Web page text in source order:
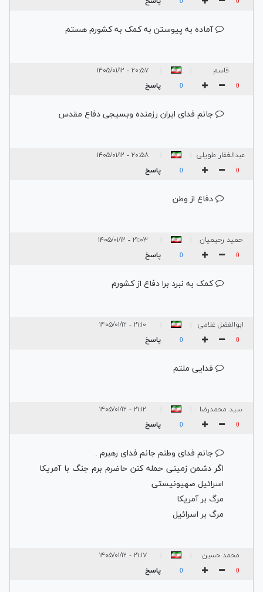
آماده به پیوستن به کمک به کشورم هستم
قاسم ۲۰:۵۷ - ۱۴۰۵/۰۱/۱۲
0
0 پاسخ
جانم فدای ایران رزمنده وبسیجی دفاع مقدس
عبدالغفار طویلی
زاده
۲۰:۵۸ - ۱۴۰۵/۰۱/۱۲
0
0 پاسخ
دفاع از وطن
حمید رحیمیان ۲۱:۰۳ - ۱۴۰۵/۰۱/۱۲
0
0 پاسخ
کمک به نبرد برا دفاع از کشورم
ابوالفضل غلامی ۲۱:۱۰ - ۱۴۰۵/۰۱/۱۲
0
0 پاسخ
فدایی ملتم
سید محمدرضا
موسوی
۲۱:۱۲ - ۱۴۰۵/۰۱/۱۲
0
0 پاسخ
جانم فدای وطنم جانم فدای رهبرم .
اگر دشمن زمینی حمله کنن حاضرم برم جنگ با آمریکا
اسرائیل صهیونیستی
مرگ بر آمریکا
مرگ بر اسرائیل
محمد حسین
فخیمی
۲۱:۱۷ - ۱۴۰۵/۰۱/۱۲
0
0 پاسخ